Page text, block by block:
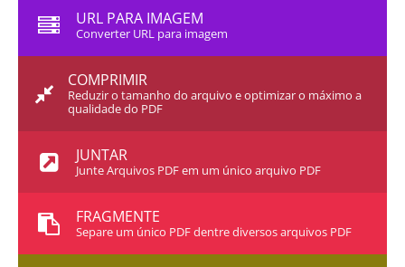
URL PARA IMAGEM
Converter URL para imagem
COMPRIMIR
Reduzir o tamanho do arquivo e optimizar o máximo a
qualidade do PDF
JUNTAR
Junte Arquivos PDF em um único arquivo PDF
FRAGMENTE
Separe um único PDF dentre diversos arquivos PDF